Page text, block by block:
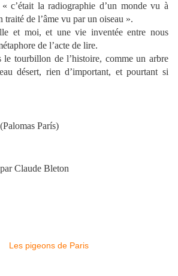
c’était la radiographie d’un monde vu à
traité de l’âme vu par un oiseau ».
et moi, et une vie inventée entre nous
de l’acte de lire.
le tourbillon de l’histoire, comme un arbre
désert, rien d’important, et pourtant si
París)
Claude Bleton